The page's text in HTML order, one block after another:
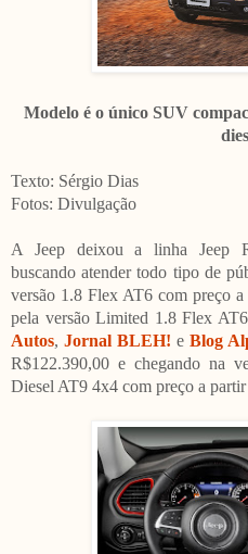
Modelo é o único SUV
Texto: Sérgio Dias
Fotos: Divulgação
A Jeep deixou a linha Jeep
buscando atender todo tipo de
versão 1.8 Flex AT6 com preço
pela versão Limited 1.8 Flex
Autos, Jornal BLEH! e Blog
R$122.390,00 e chegando na
Diesel AT9 4x4 com preço a